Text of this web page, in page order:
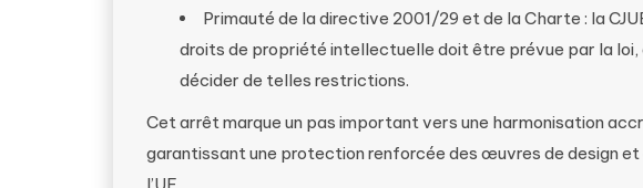
Primauté de la directive 2001/29 et de la Charte : la
droits de propriété intellectuelle doit être prévue par la loi,
décider de telles restrictions.
Cet arrêt marque un pas important vers une harmonisation
garantissant une protection renforcée des œuvres de design et